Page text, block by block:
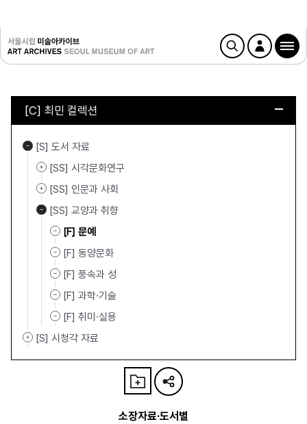
[C] 최민 컬렉션
[S] 도서 자료
[SS] 시각문화연구
[SS] 인문과 사회
[SS] 교양과 취향
[F] 문예
[F] 동양문화
[F] 풍속과 성
[F] 과학·기술
[F] 취미·실용
[S] 시청각 자료
소장자료·도서별